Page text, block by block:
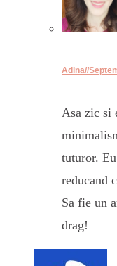
Adina//
Asa zic si
tuturor.
reducand
Sa fie un
drag!